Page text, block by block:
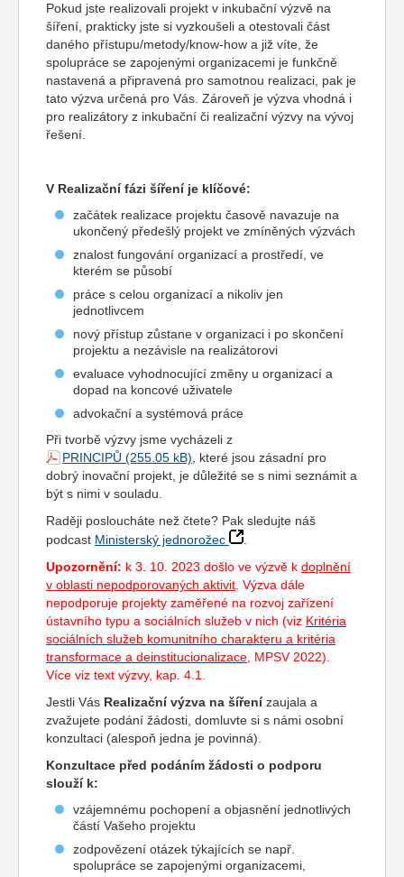
Pokud jste realizovali projekt v inkubační výzvě na
šíření, prakticky jste si vyzkoušeli a otestovali část
daného přístupu/metody/know-how a již víte, že
spolupráce se zapojenými organizacemi je funkčně
nastavená a připravená pro samotnou realizaci, pak je
tato výzva určená pro Vás. Zároveň je výzva vhodná i
pro realizátory z inkubační či realizační výzvy na vývoj
řešení.
V Realizační fázi šíření je klíčové:
začátek realizace projektu časově navazuje na
ukončený předešlý projekt ve zmíněných výzvách
znalost fungování organizací a prostředí, ve
kterém se působí
práce s celou organizací a nikoliv jen
jednotlivcem
nový přístup zůstane v organizaci i po skončení
projektu a nezávisle na realizátorovi
evaluace vyhodnocující změny u organizací a
dopad na koncové uživatele
advokační a systémová práce
Při tvorbě výzvy jsme vycházeli z
PRINCIPŮ
, které jsou zásadní pro
dobrý inovační projekt, je důležité se s nimi seznámit a
být s nimi v souladu.
Raději posloucháte než čtete? Pak sledujte náš
podcast Ministerský jednorožec
.
Upozornění: k 3. 10. 2023 došlo ve výzvě k doplnění
v oblasti nepodporovaných aktivit. Výzva dále
nepodporuje projekty zaměřené na rozvoj zařízení
ústavního typu a sociálních služeb v nich (viz Kritéria
sociálních služeb komunitního charakteru a kritéria
transformace a deinstitucionalizace, MPSV 2022).
Více viz text výzvy, kap. 4.1.
Jestli Vás Realizační výzva na šířenízaujala a
zvažujete podání žádosti, domluvte si s námi osobní
konzultaci (alespoň jedna je povinná).
Konzultace před podáním žádosti o podporu
slouží k:
vzájemnému pochopení a objasnění jednotlivých
částí Vašeho projektu
zodpovězení otázek týkajících se např.
spolupráce se zapojenými organizacemi,